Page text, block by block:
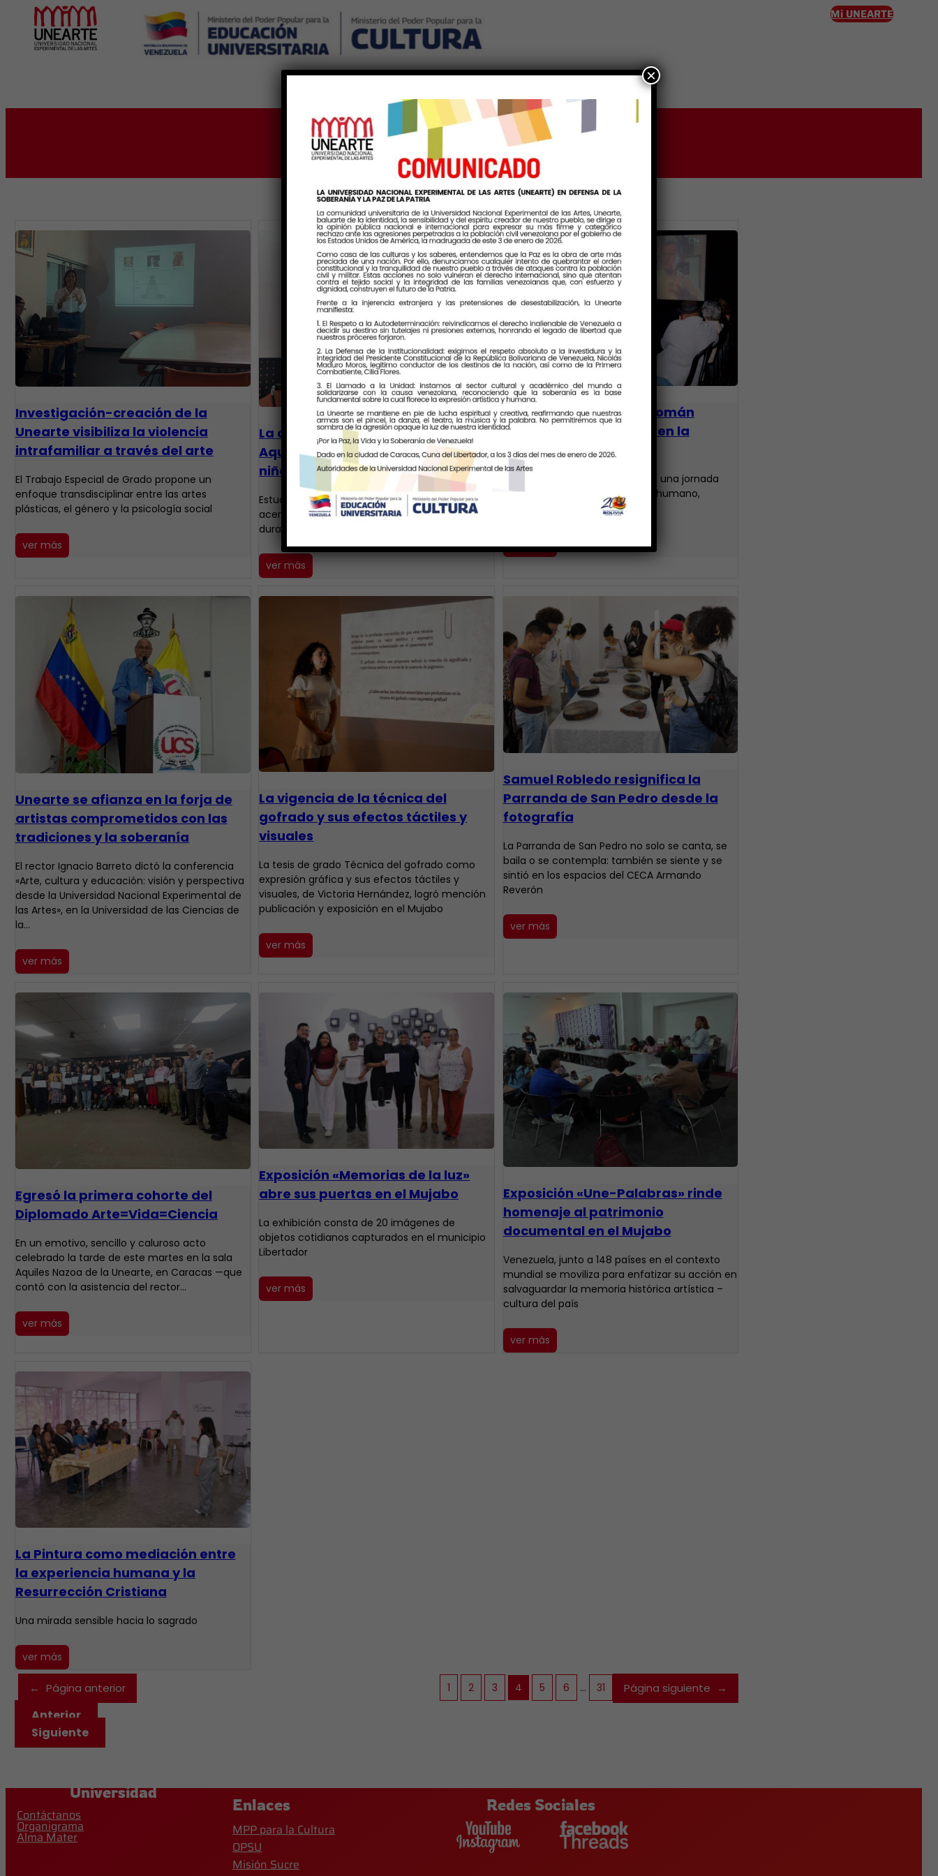
Mi UNEARTE
Ingreso
My Calendar
Investigación-creación de la
Unearte visibiliza la violencia
intrafamiliar a través del arte
​El Trabajo Especial de Grado propone un
enfoque transdisciplinar entre las artes
plásticas, el género y la psicología social
ver más
La creatividad y el humor de
Aquiles Nazoa contagiaron a los
niños en el Mujabo
Estudiantes de escuelas de Catia y Propatria se
acercaron a la poesía del insigne artista
durante taller formativo
ver más
El legado inmortal de Román
Chalbaud fue honrado en la
Unearte
Unearte le rindió homenaje con una jornada
dedicada a recordar su legado humano,
artístico y cinematográfico
ver más
Unearte se afianza en la forja de
artistas comprometidos con las
tradiciones y la soberanía
El rector Ignacio Barreto dictó la conferencia
«Arte, cultura y educación: visión y perspectiva
desde la Universidad Nacional Experimental de
las Artes», en la Universidad de las Ciencias de
la…
ver más
La vigencia de la técnica del
gofrado y sus efectos táctiles y
visuales
La tesis de grado Técnica del gofrado como
expresión gráfica y sus efectos táctiles y
visuales, de Victoria Hernández, logró mención
publicación y exposición en el Mujabo
ver más
Samuel Robledo resignifica la
Parranda de San Pedro desde la
fotografía
La Parranda de San Pedro no solo se canta, se
baila o se contempla: también se siente y se
sintió en los espacios del CECA Armando
Reverón
ver más
Egresó la primera cohorte del
Diplomado Arte=Vida=Ciencia
En un emotivo, sencillo y caluroso acto
celebrado la tarde de este martes en la sala
Aquiles Nazoa de la Unearte, en Caracas —que
contó con la asistencia del rector…
ver más
Exposición «Memorias de la luz»
abre sus puertas en el Mujabo
La exhibición consta de 20 imágenes de
objetos cotidianos capturados en el municipio
Libertador
ver más
Exposición «Une-Palabras» rinde
homenaje al patrimonio
documental en el Mujabo
Venezuela, junto a 148 países en el contexto
mundial se moviliza para enfatizar su acción en
salvaguardar la memoria histórica artística –
cultura del país
ver más
La Pintura como mediación entre
la experiencia humana y la
Resurrección Cristiana
Una mirada sensible hacia lo sagrado
ver más
← Página anterior 1 2 3 4 5 6 … 31 Página siguiente →
Anterior
Siguiente
Universidad
Contáctanos
Organigrama
Alma Mater
Enlaces
MPP para la Cultura
OPSU
Misión Sucre
Redes Sociales
×